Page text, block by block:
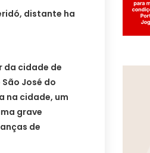
distante ha
da cidade de
José do
na cidade, um
grave
de